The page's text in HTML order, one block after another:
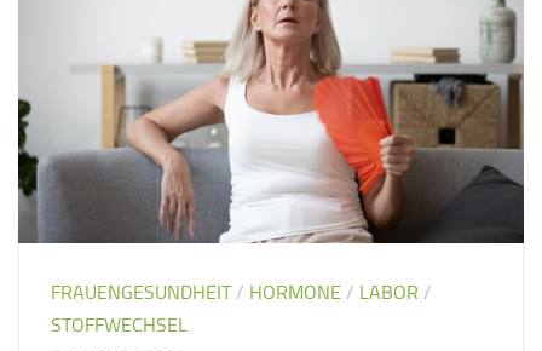
FRAUENGESUNDHEIT/ HORMONE / LABOR /
STOFFWECHSEL